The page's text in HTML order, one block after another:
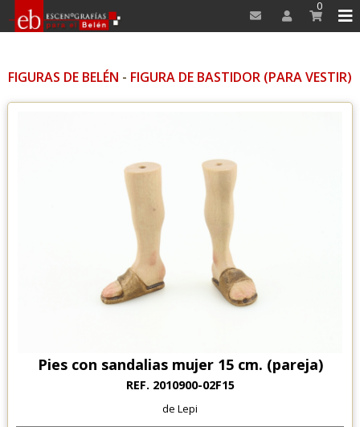
0
FIGURAS DE BELÉN - FIGURA DE BASTIDOR (PARA VESTIR)
Pies con sandalias mujer 15 cm. (pareja)
REF. 2010900-02F15
de Lepi